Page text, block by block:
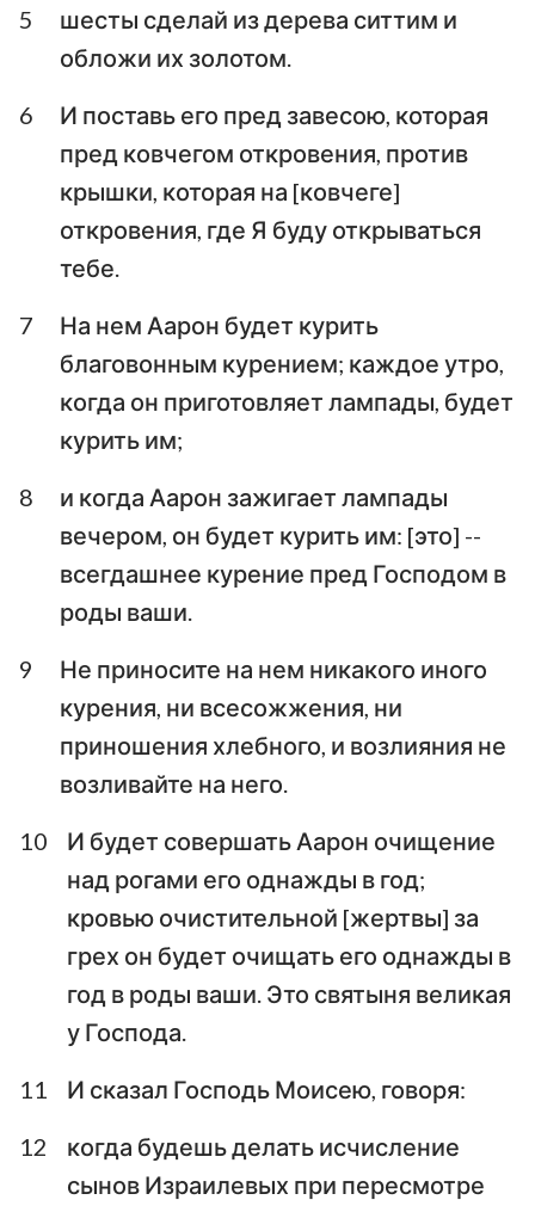
5
шесты сделай из дерева ситтим и
обложи их золотом.
6
И поставь его пред завесою, которая
пред ковчегом откровения, против
крышки, которая на [ковчеге]
откровения, где Я буду открываться
тебе.
7
На нем Аарон будет курить
благовонным курением; каждое утро,
когда он приготовляет лампады, будет
курить им;
8
и когда Аарон зажигает лампады
вечером, он будет курить им: [это] --
всегдашнее курение пред Господом в
роды ваши.
9
Не приносите на нем никакого иного
курения, ни всесожжения, ни
приношения хлебного, и возлияния не
возливайте на него.
10
И будет совершать Аарон очищение
над рогами его однажды в год;
кровью очистительной [жертвы] за
грех он будет очищать его однажды в
год в роды ваши. Это святыня великая
у Господа.
11
И сказал Господь Моисею, говоря:
12
когда будешь делать исчисление
сынов Израилевых при пересмотре